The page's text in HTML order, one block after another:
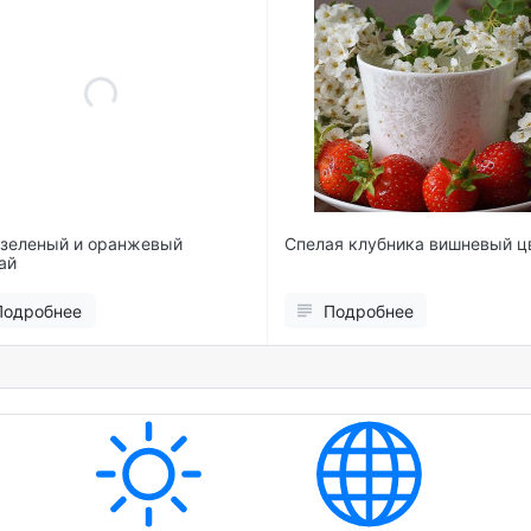
Спелая клубника вишневый цветок
Подробнее
Two wooden chairs
Подробнее